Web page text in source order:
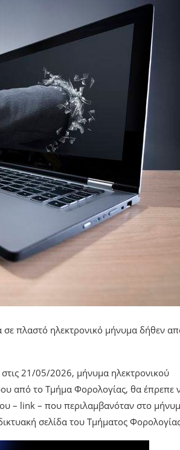
πλαστό ηλεκτρονικό μήνυμα δήθεν
21/05/2026, μήνυμα ηλεκτρονικού
από το Τμήμα Φορολογίας, θα έπρεπε
– link – που περιλαμβανόταν στο
σελίδα του Τμήματος